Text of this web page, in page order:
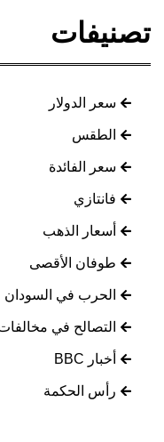
تصنيفات
سعر الدولار
الطقس
سعر الفائدة
فانتازي
أسعار الذهب
طوفان الأقصى
الحرب في السودان
التصالح في مخالفات
أخبار BBC
رأس الحكمة